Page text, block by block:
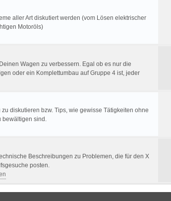
aller Art diskutiert werden (vom Lösen elektrischer
Motoröls)
Wagen zu verbessern. Egal ob es nur die
oder ein Komplettumbau auf Gruppe 4 ist, jeder
diskutieren bzw. Tips, wie gewisse Tätigkeiten ohne
bewältigen sind.
Beschreibungen zu Problemen, die für den X
posten.